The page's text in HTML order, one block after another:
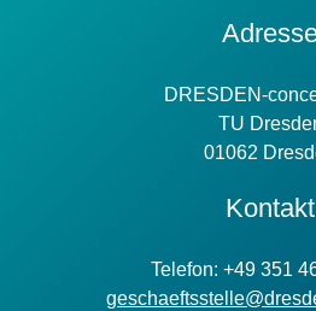
DRESDEN-
TU
01062
Kontakt
Telefon: +49 351